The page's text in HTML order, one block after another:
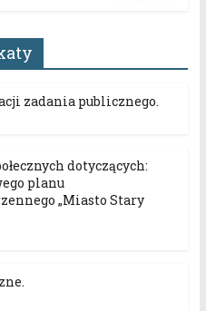
zadania publicznego.
dotyczących:
planu
„Miasto Stary